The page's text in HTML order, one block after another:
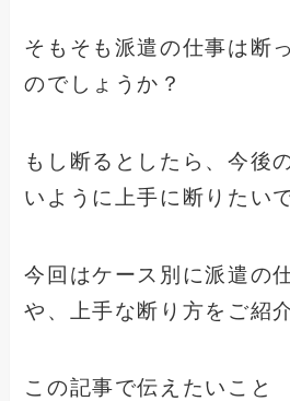
そもそも派遣の仕事は断
のでしょうか？
もし断るとしたら、今後
いように上手に断りたい
今回はケース別に派遣の
や、上手な断り方をご紹
この記事で伝えたいこと